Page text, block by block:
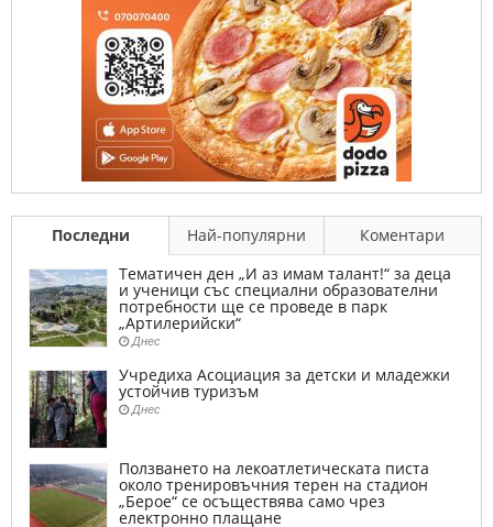
Последни Най-популярни
Коментари
Тематичен ден „И аз имам талант!“ за деца
и ученици със специални образователни
потребности ще се проведе в парк
„Артилерийски“
Днес
Учредиха Асоциация за детски и младежки
устойчив туризъм
Днес
Ползването на лекоатлетическата писта
около тренировъчния терен на стадион
„Берое“ се осъществява само чрез
електронно плащане